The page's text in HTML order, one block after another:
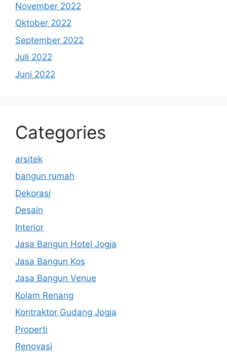
November 2022
Oktober 2022
September 2022
Juli 2022
Juni 2022
Categories
arsitek
bangun rumah
Dekorasi
Desain
Interior
Jasa Bangun Hotel Jogja
Jasa Bangun Kos
Jasa Bangun Venue
Kolam Renang
Kontraktor Gudang Jogja
Properti
Renovasi